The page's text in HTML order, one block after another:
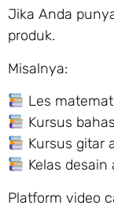
Jika Anda
produk.
Misalnya:
Les
Kursus
Kursus gitar
Kelas
Platform video